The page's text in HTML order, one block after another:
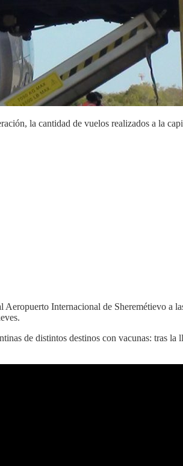
la cantidad de vuelos realizados a la
Internacional de Sheremétievo a
de distintos destinos con vacunas: tras la